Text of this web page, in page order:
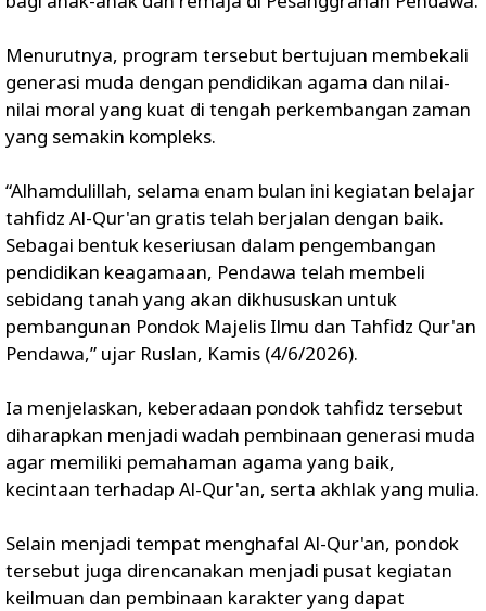
Menurutnya, program tersebut bertujuan membekali
generasi muda dengan pendidikan agama dan nilai-
nilai moral yang kuat di tengah perkembangan zaman
yang semakin kompleks.
“Alhamdulillah, selama enam bulan ini kegiatan belajar
tahfidz Al-Qur'an gratis telah berjalan dengan baik.
Sebagai bentuk keseriusan dalam pengembangan
pendidikan keagamaan, Pendawa telah membeli
sebidang tanah yang akan dikhususkan untuk
pembangunan Pondok Majelis Ilmu dan Tahfidz Qur'an
Pendawa,” ujar Ruslan, Kamis (4/6/2026).
Ia menjelaskan, keberadaan pondok tahfidz tersebut
diharapkan menjadi wadah pembinaan generasi muda
agar memiliki pemahaman agama yang baik,
kecintaan terhadap Al-Qur'an, serta akhlak yang mulia.
Selain menjadi tempat menghafal Al-Qur'an, pondok
tersebut juga direncanakan menjadi pusat kegiatan
keilmuan dan pembinaan karakter yang dapat